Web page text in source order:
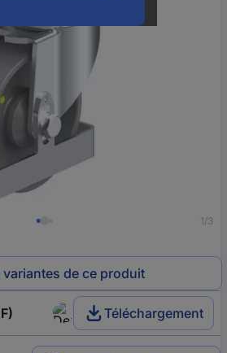
1/3
de ce produit
Téléchargement